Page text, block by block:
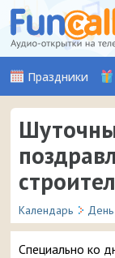
Праздники
Календарь День
Специально ко